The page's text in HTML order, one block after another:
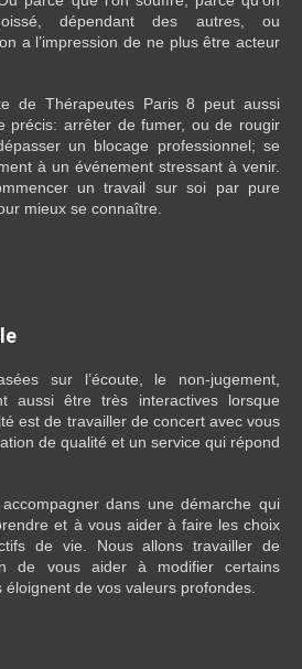
dépendant des autres, ou
a l’impression de ne plus être acteur
de Thérapeutes Paris 8 peut aussi
précis: arrêter de fumer, ou de rougir
un blocage professionnel; se
à un événement stressant à venir.
un travail sur soi par pure
mieux se connaître.
sur l’écoute, le non-jugement,
aussi être très interactives lorsque
est de travailler de concert avec vous
de qualité et un service qui répond
dans une démarche qui
et à vous aider à faire les choix
de vie. Nous allons travailler de
de vous aider à modifier certains
de vos valeurs profondes.